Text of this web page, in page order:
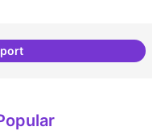
un programa formatiu a